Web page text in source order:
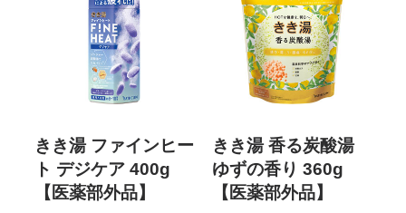
きき湯 ファインヒー
ト デジケア 400g
【医薬部外品】
きき湯 香る炭酸湯
ゆずの香り 360g
【医薬部外品】